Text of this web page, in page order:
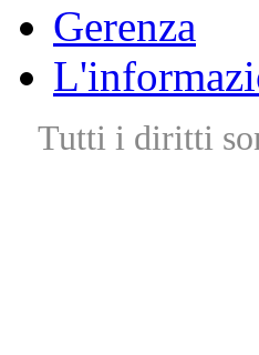
Gerenza
Tutti i diritti